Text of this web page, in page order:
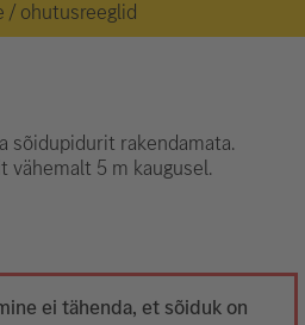
/ ohutusreeglid
sõidupidurit rakendamata.
5 m kaugusel.
ei tähenda, et sõiduk on